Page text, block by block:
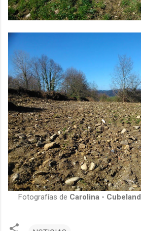
Fotografías de Carolina - Cubeland